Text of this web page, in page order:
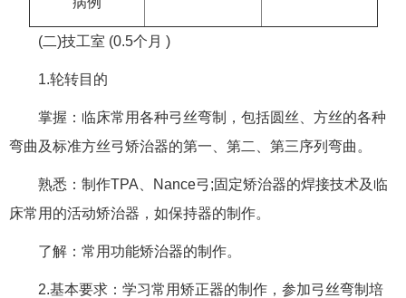
(二)技工室 (0.5个月 )
1.轮转目的
掌握：临床常用各种弓丝弯制，包括圆丝、方丝的各种
弯曲及标准方丝弓矫治器的第一、第二、第三序列弯曲。
熟悉：制作TPA、Nance弓;固定矫治器的焊接技术及临
床常用的活动矫治器，如保持器的制作。
了解：常用功能矫治器的制作。
2.基本要求：学习常用矫正器的制作，参加弓丝弯制培